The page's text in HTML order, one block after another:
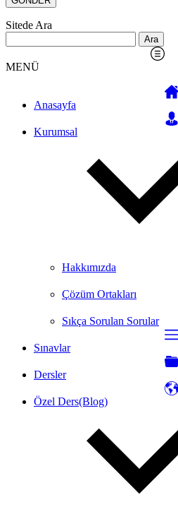
Sitede Ara
MENÜ
Anasayfa
Kurumsal
Hakkımızda
Çözüm Ortakları
Sıkça Sorulan Sorular
Sınavlar
Dersler
Özel Ders(Blog)